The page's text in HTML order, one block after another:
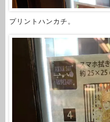
プリントハンカチ。